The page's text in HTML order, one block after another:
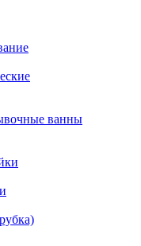
ванны